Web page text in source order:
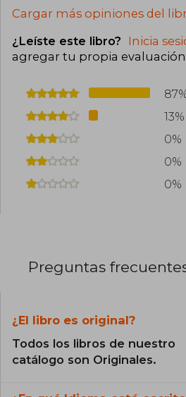
Cargar más opiniones del
¿Leíste este libro? Inicia
agregar tu propia evaluación
0%
0%
0%
Preguntas
¿El libro es original?
Todos los libros de nuestro
catálogo son Originales.